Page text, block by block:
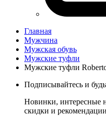
Главная
Мужчина
Мужская обувь
Мужские туфли
Мужские туфли
Подписывайтесь и
Новинки, интересные
скидки и рекомендации